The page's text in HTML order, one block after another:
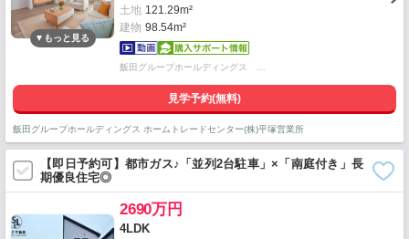
土地 121.29m²
建物 98.54m²
飯田グループホールディングス …
見学予約(無料)
飯田グループホールディングス ホームトレードセンター(株)平塚営業所
【即日予約可】都市ガス♪「並列2台駐車」×「南庭付き」長
期優良住宅◎
2690万円
4LDK